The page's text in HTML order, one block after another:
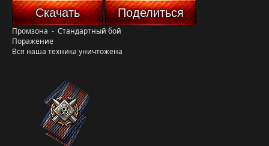
Скачать Поделиться
Промзона - Стандартный бой
Поражение
Вся наша техника уничтожена